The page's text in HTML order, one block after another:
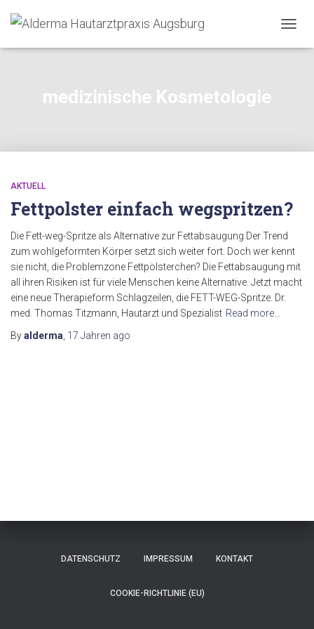
medizinische Kosmetologie
AKTUELL
Fettpolster einfach wegspritzen?
Die Fett-weg-Spritze als Alternative zur Fettabsaugung Der Trend
zum wohlgeformten Körper setzt sich weiter fort. Doch wer kennt
sie nicht, die Problemzone Fettpölsterchen? Die Fettabsaugung mit
all ihren Risiken ist für viele Menschen keine Alternative. Jetzt macht
eine neue Therapieform Schlagzeilen, die FETT-WEG-Spritze. Dr.
med. Thomas Titzmann, Hautarzt und Spezialist Read more…
Byalderma 17 Jahren ago
DATENSCHUTZ IMPRESSUM KONTAKT
COOKIE-RICHTLINIE (EU)